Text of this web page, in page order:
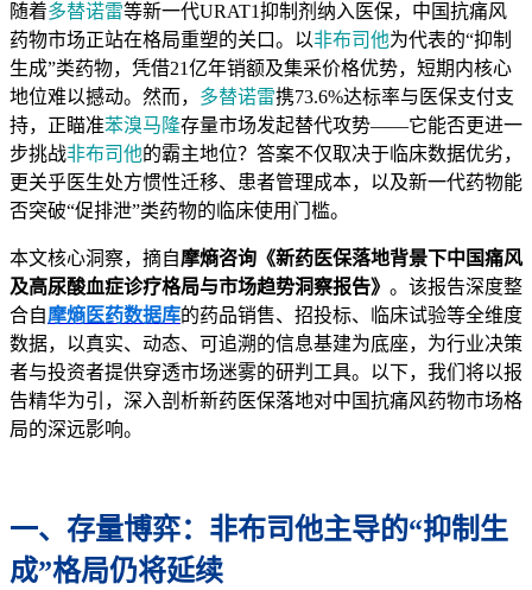
随着多替诺雷等新一代URAT1抑制剂纳入医保，中国抗痛风
药物市场正站在格局重塑的关口。以非布司他为代表的“抑制
生成”类药物，凭借21亿年销额及集采价格优势，短期内核心
地位难以撼动。然而， 多替诺雷携73.6%达标率与医保支付支
持，正瞄准苯溴马隆存量市场发起替代攻势——它能否更进一
步挑战非布司他的霸主地位？答案不仅取决于临床数据优劣，
更关乎医生处方惯性迁移、患者管理成本，以及新一代药物能
否突破“促排泄”类药物的临床使用门槛。
本文核心洞察，摘自摩熵咨询《新药医保落地背景下中国痛风
及高尿酸血症诊疗格局与市场趋势洞察报告》 。该报告深度整
合自摩熵医药数据库的药品销售、招投标、临床试验等全维度
数据，以真实、动态、可追溯的信息基建为底座，为行业决策
者与投资者提供穿透市场迷雾的研判工具。以下，我们将以报
告精华为引，深入剖析新药医保落地对中国抗痛风药物市场格
局的深远影响。
一、存量博弈：非布司他主导的“抑制生
成”格局仍将延续